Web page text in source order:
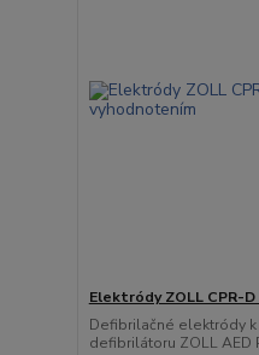
Elektródy ZOLL CPR-
Defibrilačné elektródy
defibrilátoru ZOLL AED